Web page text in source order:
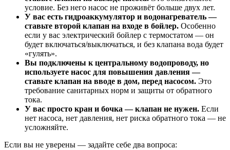
условие. Без него насос не проживёт больше двух лет.
У вас есть гидроаккумулятор и водонагреватель —
ставьте второй клапан на входе в бойлер. Особенно
если у вас электрический бойлер с термостатом — он
будет включаться/выключаться, и без клапана вода будет
«гулять».
Вы подключены к центральному водопроводу, но
используете насос для повышения давления —
ставьте клапан на вводе в дом, перед насосом. Это
требование санитарных норм и защиты от обратного
тока.
У вас просто кран и бочка — клапан не нужен. Если
нет насоса, нет давления, нет риска обратного тока — не
усложняйте.
Если вы не уверены — задайте себе два вопроса: